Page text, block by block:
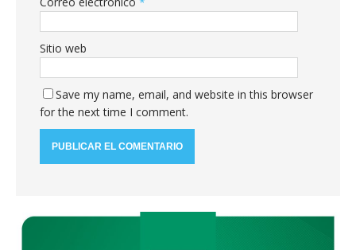
Sitio web
Save my name, email, and website in this browser
for the next time I comment.